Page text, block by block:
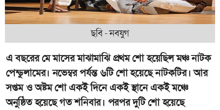
ছবি - নবযুগ
এ বছরের মে মাসের মাঝামাঝি প্রথম শো হয়েছিল মঞ্চ নাটক
পেন্ডুলামের। নভেম্বর পর্যন্ত ৬টি শো হয়েছে নাটকটির। আর
সপ্তম ও অষ্টম শো একই দিনে একই স্থানে একই মঞ্চে
অনুষ্ঠিত হয়েছে গত শনিবার। পরপর দুটি শো হয়েছে